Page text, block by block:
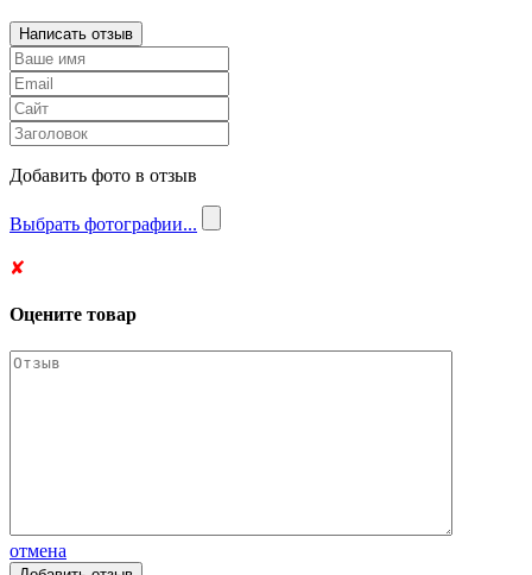
Добавить фото в отзыв
Выбрать фотографии...
✘
Оцените товар
отмена